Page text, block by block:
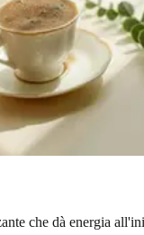
che dà energia